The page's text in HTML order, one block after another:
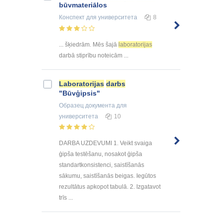
būvmateriālos
Конспект для университета 8
... šķiedrām. Mēs šajā laboratorijas
darbā stiprību noteicām ...
Laboratorijas darbs
"Būvģipsis"
Образец документа для
университета
10
DARBA UZDEVUMI 1. Veikt svaiga
ģipša testēšanu, nosakot ģipša
standartkonsistenci, saistīšanās
sākumu, saistīšanās beigas. Iegūtos
rezultātus apkopot tabulā. 2. Izgatavot
trīs ...